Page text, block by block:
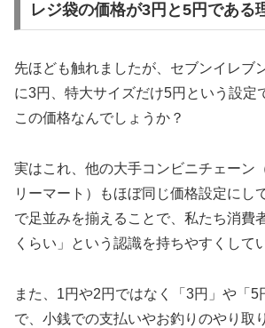
レジ袋の価格が3円と5円である
先ほども触れましたが、セブンイレブ
に3円、特大サイズだけ5円という設定
この価格なんでしょうか？
実はこれ、他の大手コンビニチェーン
リーマート）もほぼ同じ価格設定にし
で足並みを揃えることで、私たち消費
くらい」という認識を持ちやすくして
また、1円や2円ではなく「3円」や「5
で、小銭での支払いやお釣りのやり取